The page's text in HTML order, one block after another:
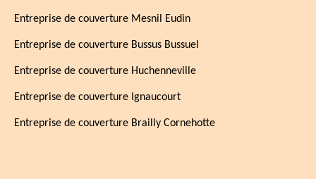
Entreprise de couverture Mesnil Eudin
Entreprise de couverture Bussus Bussuel
Entreprise de couverture Huchenneville
Entreprise de couverture Ignaucourt
Entreprise de couverture Brailly Cornehotte